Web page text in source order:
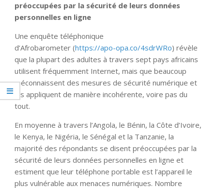
préoccupées par la sécurité de leurs données
personnelles en ligne
Une enquête téléphonique
d’Afrobarometer (https://apo-opa.co/4sdrWRo) révèle
que la plupart des adultes à travers sept pays africains
utilisent fréquemment Internet, mais que beaucoup
méconnaissent des mesures de sécurité numérique et
les appliquent de manière incohérente, voire pas du
tout.
En moyenne à travers l’Angola, le Bénin, la Côte d’Ivoire,
le Kenya, le Nigéria, le Sénégal et la Tanzanie, la
majorité des répondants se disent préoccupées par la
sécurité de leurs données personnelles en ligne et
estiment que leur téléphone portable est l’appareil le
plus vulnérable aux menaces numériques. Nombre